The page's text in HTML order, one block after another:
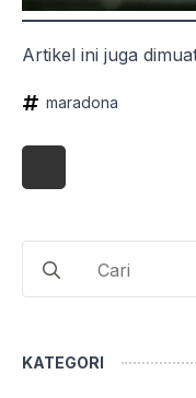
Artikel ini juga
maradona
for:
KATEGORI